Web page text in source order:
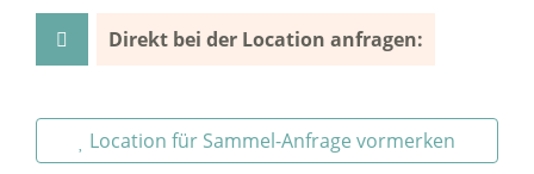
Direkt bei der Location anfragen:
Location für Sammel-Anfrage vormerken